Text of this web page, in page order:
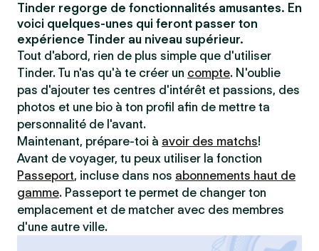
Tinder regorge de fonctionnalités amusantes. En
voici quelques-unes qui feront passer ton
expérience Tinder au niveau supérieur.
Tout d'abord, rien de plus simple que d'utiliser
Tinder. Tu n'as qu'à te créer un compte. N'oublie
pas d'ajouter tes centres d'intérêt et passions, des
photos et une bio à ton profil afin de mettre ta
personnalité de l'avant.
Maintenant, prépare-toi à avoir des matchs!
Avant de voyager, tu peux utiliser la fonction
Passeport, incluse dans nos abonnements haut de
gamme. Passeport te permet de changer ton
emplacement et de matcher avec des membres
d'une autre ville.